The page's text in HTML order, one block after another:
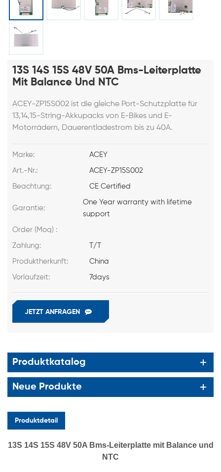
13S 14S 15S 48V 50A Bms-Leiterplatte
Mit Balance Und NTC
ACEY-ZP15S002 ist die gleiche Port-Schutzplatte für
13,14,15-String-Akkupacks von E-Bikes und E-
Motorrädern, Dauerentladestrom bis zu 40A.
Marke: ACEY
Art.-Nr.: ACEY-ZP15S002
Beachtung: CE Certified
Garantie:
One Year warranty with lifetime
support
Order (Moq) :
Zahlung: T/T
Produktherkunft: China
Vorlaufzeit: 7days
JETZT ANFRAGEN
Produktkatalog
Neue Produkte
Produktdetail
13S 14S 15S 48V 50A Bms-Leiterplatte mit Balance und
NTC